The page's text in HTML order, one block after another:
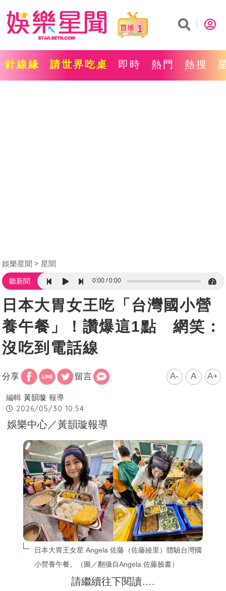
1
針線緣 請世界吃桌 即時 熱門 熱搜
娛樂星聞 星聞
聽新聞 0:00 0:00
日本大胃女王吃「台灣國小營
養午餐」！讚爆這1點 網笑：
沒吃到電話線
分享 留言 A- A A+
編輯 黃韻璇 報導
2026/05/30 10:54
娛樂中心／黃韻璇報導
日本大胃王女星 Angela 佐藤（佐藤綾里）體驗台灣國
小營養午餐。（圖／翻攝自Angela 佐藤臉書）
請繼續往下閱讀….